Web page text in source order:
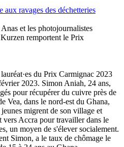
aux ravages des déchetteries
et les photojournalistes
remportent le Prix
2023. Simon Aniah, 24 ans,
pour récupérer du cuivre près de
Vea, dans le nord-est du Ghana,
migrent de son village et
vers Accra pour travailler dans le
un moyen de s'élever socialement.
Simon, a le taux de chômage le